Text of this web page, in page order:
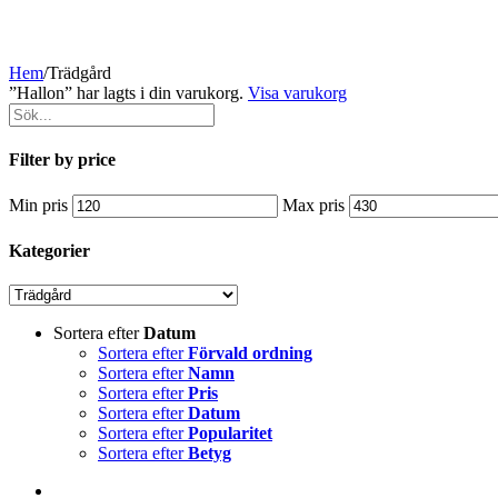
Hem/Trädgård
”Hallon” har lagts i din varukorg. Visa varukorg
Filter by price
Min pris Max pris
Kategorier
Sortera efterDatum
Sortera efterFörvald ordning
Sortera efterNamn
Sortera efterPris
Sortera efterDatum
Sortera efterPopularitet
Sortera efterBetyg